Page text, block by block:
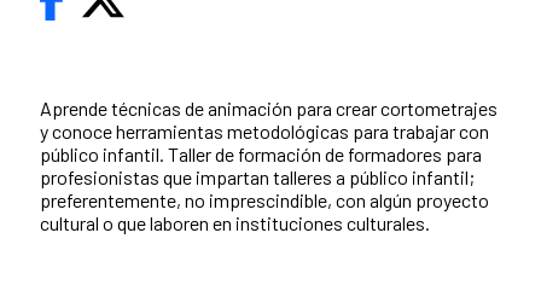
Aprende técnicas de animación para crear cortometrajes
y conoce herramientas metodológicas para trabajar con
público infantil. Taller de formación de formadores para
profesionistas que impartan talleres a público infantil;
preferentemente, no imprescindible, con algún proyecto
cultural o que laboren en instituciones culturales.